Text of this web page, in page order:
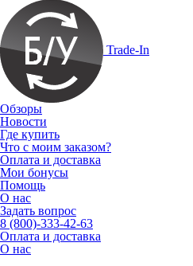
Trade-In
Обзоры
Новости
Где купить
Что с моим заказом?
Оплата и доставка
Мои бонусы
Помощь
О нас
Задать вопрос
8 (800)-333-42-63
Оплата и доставка
О нас